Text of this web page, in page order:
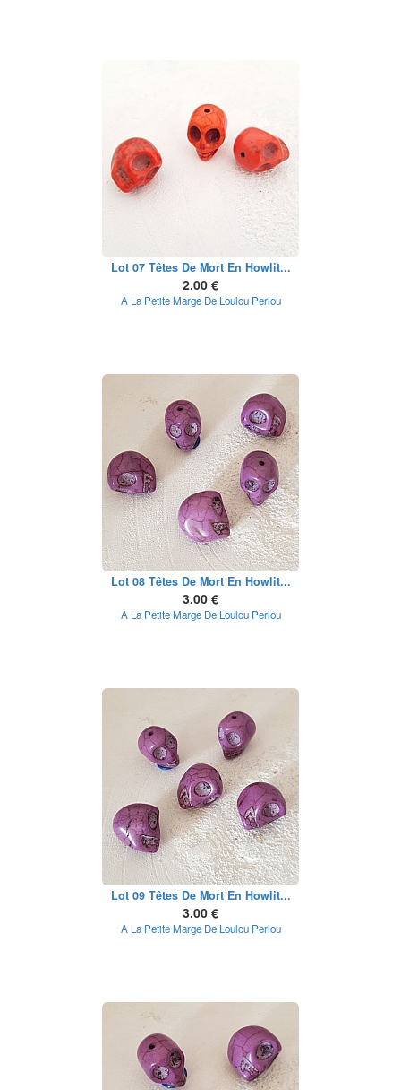
Lot 07 Têtes De Mort En Howlit...
2.00 €
A La Petite Marge De Loulou Perlou
Lot 08 Têtes De Mort En Howlit...
3.00 €
A La Petite Marge De Loulou Perlou
Lot 09 Têtes De Mort En Howlit...
3.00 €
A La Petite Marge De Loulou Perlou